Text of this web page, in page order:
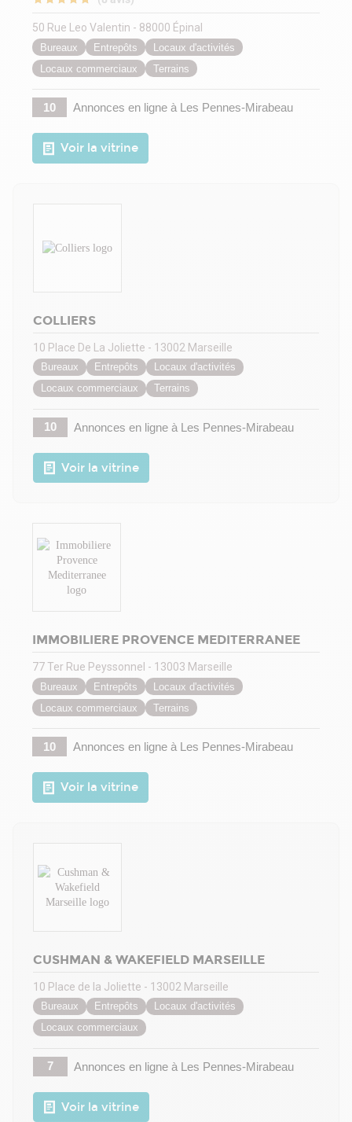
50 Rue Leo Valentin - 88000 Épinal
Bureaux Entrepôts
Locaux d'activités
Locaux commerciaux
Terrains
10 Annonces en ligneà Les Pennes-Mirabeau
Voir la vitrine
COLLIERS
10 Place De La Joliette - 13002 Marseille
Bureaux Entrepôts
Locaux d'activités
Locaux commerciaux
Terrains
10 Annonces en ligneà Les Pennes-Mirabeau
Voir la vitrine
IMMOBILIERE PROVENCE MEDITERRANEE
77 Ter Rue Peyssonnel - 13003 Marseille
Bureaux Entrepôts
Locaux d'activités
Locaux commerciaux
Terrains
10 Annonces en ligneà Les Pennes-Mirabeau
Voir la vitrine
CUSHMAN & WAKEFIELD MARSEILLE
10 Place de la Joliette - 13002 Marseille
Bureaux Entrepôts
Locaux d'activités
Locaux commerciaux
7 Annonces en ligneà Les Pennes-Mirabeau
Voir la vitrine